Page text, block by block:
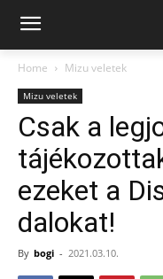
Home Mizu veletek
Mizu veletek
Csak a
ezeket a
dalokat!
By bogi - 2021.03.10.